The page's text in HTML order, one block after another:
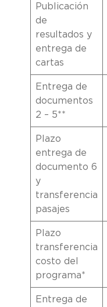
Publicación
de
resultados y
entrega de
cartas
Entrega de
documentos
2 – 5**
Plazo
entrega de
documento 6
y
transferencia
pasajes
Plazo
transferencia
costo del
programa*
Entrega de